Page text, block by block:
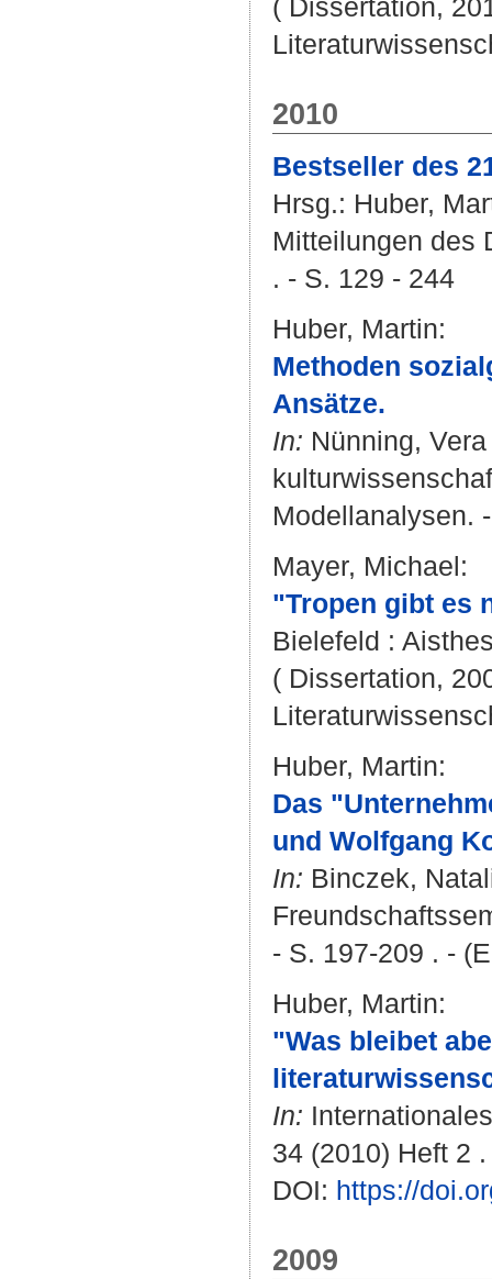
( Dissertation,
2010
Bestseller des
Hrsg.: Huber,
Mitteilungen des
. - S. 129 - 244
Huber, Martin:
Methoden
Ansätze.
In: Nünning, Vera
Modellanalysen.
Mayer, Michael:
"Tropen gibt es
Bielefeld :
( Dissertation,
Huber, Martin:
Das
und Wolfgang
In: Binczek,
- S. 197-209 . -
Huber, Martin:
"Was bleibet
In:
34 (2010) Heft 2
DOI: https://
2009